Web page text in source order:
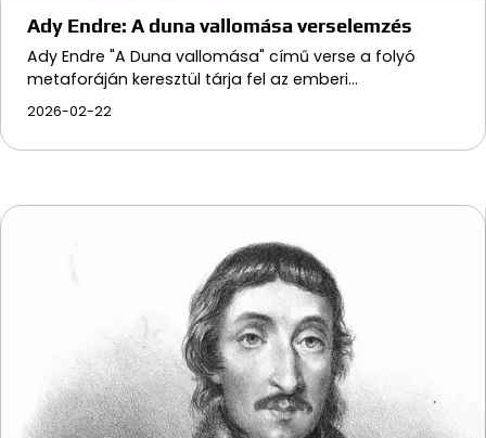
Ady Endre: A duna vallomása verselemzés
Ady Endre "A Duna vallomása" című verse a folyó
metaforáján keresztül tárja fel az emberi…
2026-02-22